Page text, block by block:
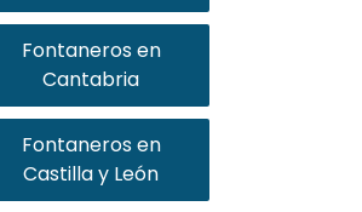
Fontaneros en
Cantabria
Fontaneros en
Castilla y León